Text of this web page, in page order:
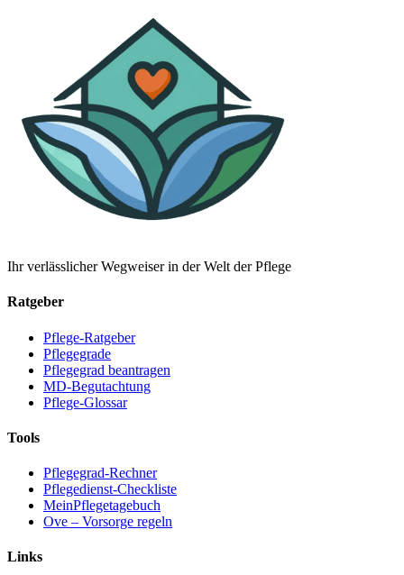
Ihr verlässlicher Wegweiser in der Welt der Pflege
Ratgeber
Pflege-Ratgeber
Pflegegrade
Pflegegrad beantragen
MD-Begutachtung
Pflege-Glossar
Tools
Pflegegrad-Rechner
Pflegedienst-Checkliste
MeinPflegetagebuch
Ove – Vorsorge regeln
Links